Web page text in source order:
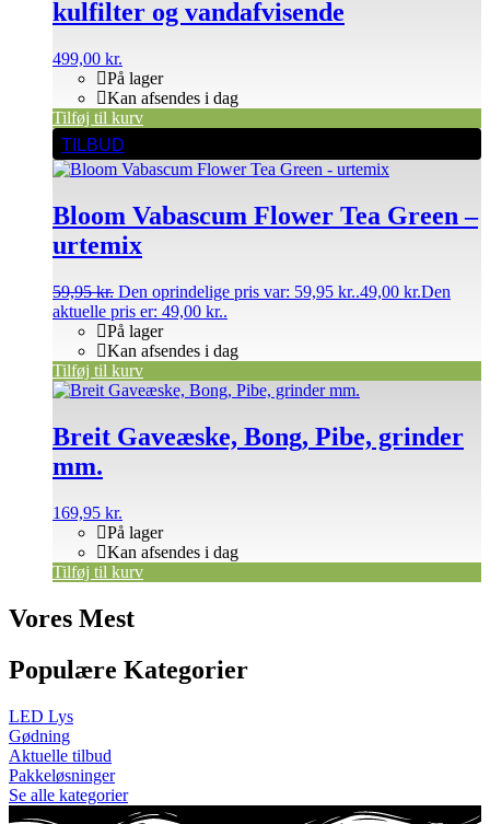
kulfilter og vandafvisende
499,00 kr.
På lager
Kan afsendes i dag
Tilføj til kurv
TILBUD
Bloom Vabascum Flower Tea Green –
urtemix
59,95kr. Den oprindelige pris var: 59,95 kr..49,00 kr.Den
aktuelle pris er: 49,00 kr..
På lager
Kan afsendes i dag
Tilføj til kurv
Breit Gaveæske, Bong, Pibe, grinder
mm.
169,95 kr.
På lager
Kan afsendes i dag
Tilføj til kurv
Vores Mest
Populære Kategorier
LED Lys
Gødning
Aktuelle tilbud
Pakkeløsninger
Se alle kategorier